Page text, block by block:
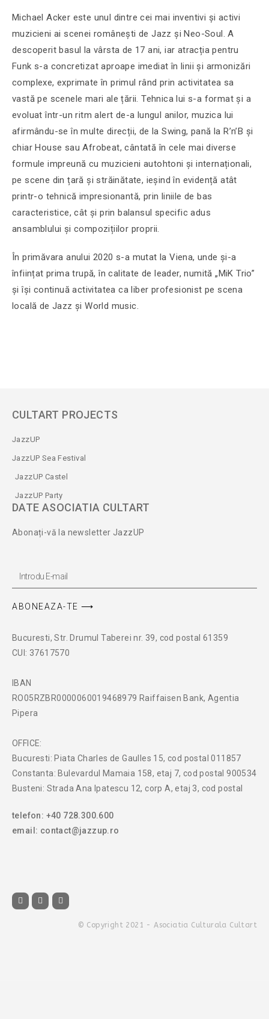
Michael Acker este unul dintre cei mai inventivi și activi
muzicieni ai scenei românești de Jazz și Neo-Soul. A
descoperit basul la vârsta de 17 ani, iar atracția pentru
Funk s-a concretizat aproape imediat în linii și armonizări
complexe, exprimate în primul rând prin activitatea sa
vastă pe scenele mari ale țării. Tehnica lui s-a format și a
evoluat într-un ritm alert de-a lungul anilor, muzica lui
afirmându-se în multe direcții, de la Swing, pană la R’n’B și
chiar House sau Afrobeat, cântată în cele mai diverse
formule impreună cu muzicieni autohtoni și internaționali,
pe scene din țară și străinătate, ieșind în evidență atât
printr-o tehnică impresionantă, prin liniile de bas
caracteristice, cât și prin balansul specific adus
ansamblului și compozițiilor proprii.
În primăvara anului 2020 s-a mutat la Viena, unde și-a
înființat prima trupă, în calitate de leader, numită „MiK Trio”
și își continuă activitatea ca liber profesionist pe scena
locală de Jazz și World music.
CULTART PROJECTS
JazzUP
JazzUP Sea Festival
JazzUP Castel
JazzUP Party
DATE ASOCIATIA CULTART
Abonați-vă la newsletter JazzUP
ABONEAZA-TE ⟶
Bucuresti, Str. Drumul Taberei nr. 39, cod postal 61359
CUI: 37617570
IBAN
RO05RZBR0000060019468979 Raiffaisen Bank, Agentia
Pipera
OFFICE:
Bucuresti: Piata Charles de Gaulles 15, cod postal 011857
Constanta: Bulevardul Mamaia 158, etaj 7, cod postal 900534
Busteni: Strada Ana Ipatescu 12, corp A, etaj 3, cod postal
telefon: +40 728.300.600
email: contact@jazzup.ro
© Copyright 2021 - Asociatia Culturala Cultart